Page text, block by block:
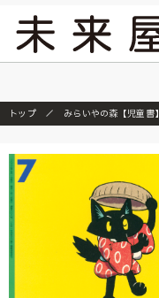
トップ みらいやの森【児童書】